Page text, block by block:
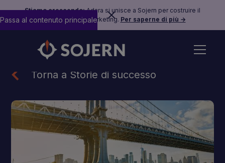
Stiamo crescendo:Adara si unisce a Sojern per costruire il
futuro del travel marketing. Per saperne di più →
Passa al contenuto principale
Torna a Storie di successo